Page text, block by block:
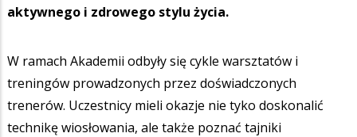
aktywnego i zdrowego stylu życia.
W ramach Akademii odbyły się cykle warsztatów i
treningów prowadzonych przez doświadczonych
trenerów. Uczestnicy mieli okazje nie tyko doskonalić
technikę wiosłowania, ale także poznać tajniki